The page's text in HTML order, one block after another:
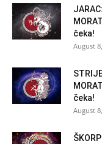
čeka!
August
čeka!
August